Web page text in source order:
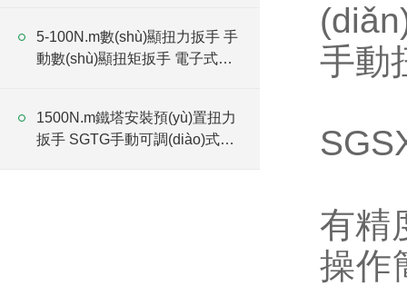
5-100N.m數(shù)顯扭力扳手 手
動數(shù)顯扭矩扳手 電子式力
1500N.m鐵塔安裝預(yù)置扭力
扳手 SGTG手動可調(diào)式預
手動
有精
操作